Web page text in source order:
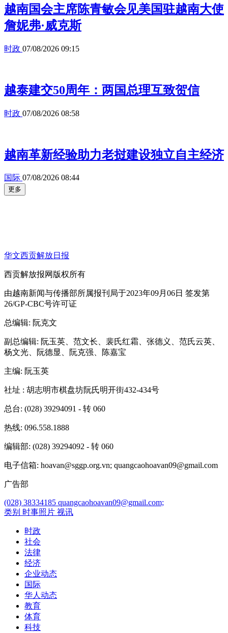
越南国会主席陈青敏会见美国驻越南大使
詹妮弗·威克斯
时政 07/08/2026 09:15
越泰建交50周年：两国总理互致贺信
时政 07/08/2026 08:58
越南革新经验助力老挝建设独立自主经济
国际 07/08/2026 08:44
更多
华文西贡解放日报
西贡解放报网版权所有
由越南新闻与传播部所属报刊局于2023年09月06日 签发第
26/GP-CBC号许可证
总编辑: 阮克文
副总编辑: 阮玉英、范文长、裴氏红霜、张德义、范氏云英、
杨文光、阮德显、阮克强、陈嘉宝
主编: 阮玉英
社址 : 胡志明市棋盘坊阮氏明开街432-434号
总台: (028) 39294091 - 转 060
热线: 096.558.1888
编辑部: (028) 39294092 - 转 060
电子信箱: hoavan@sggp.org.vn; quangcaohoavan09@gmail.com
广告部
(028) 38334185 quangcaohoavan09@gmail.com;
类别 时事照片 视讯
时政
社会
法律
经济
企业动态
国际
华人动态
教育
体育
科技